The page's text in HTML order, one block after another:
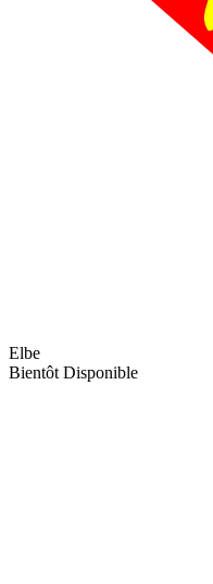
Elbe
Bientôt Disponible